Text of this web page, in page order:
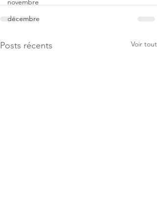
novembre
décembre
Posts récents Voir tout